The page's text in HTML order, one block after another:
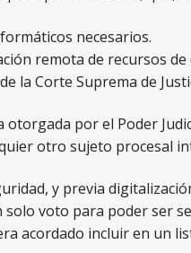
necesarios.
remota de recursos
la Corte Suprema de
por el Poder
otro sujeto procesal
y previa
voto para poder ser
acordado incluir en un